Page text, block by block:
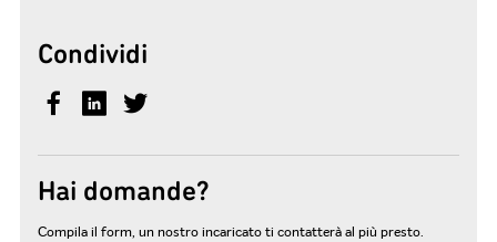
Condividi
Hai domande?
Compila il form, un nostro incaricato ti contatterà al più presto.